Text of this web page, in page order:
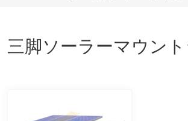
三脚ソーラーマウン